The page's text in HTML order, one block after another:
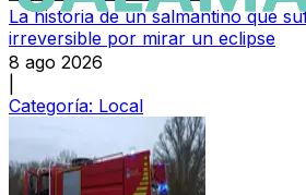
La historia de un salmantino que
irreversible por mirar un eclipse
8 ago 2026
Categoría: Local